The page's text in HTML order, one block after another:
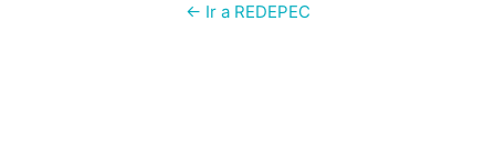
← Ir a REDEPEC